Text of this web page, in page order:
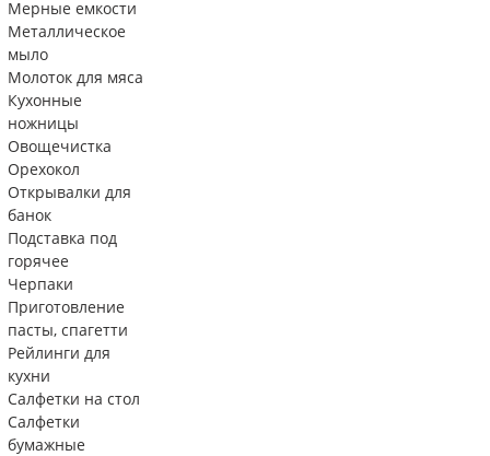
Мерные емкости
Металлическое
мыло
Молоток для мяса
Кухонные
ножницы
Овощечистка
Орехокол
Открывалки для
банок
Подставка под
горячее
Черпаки
Приготовление
пасты, спагетти
Рейлинги для
кухни
Салфетки на стол
Салфетки
бумажные